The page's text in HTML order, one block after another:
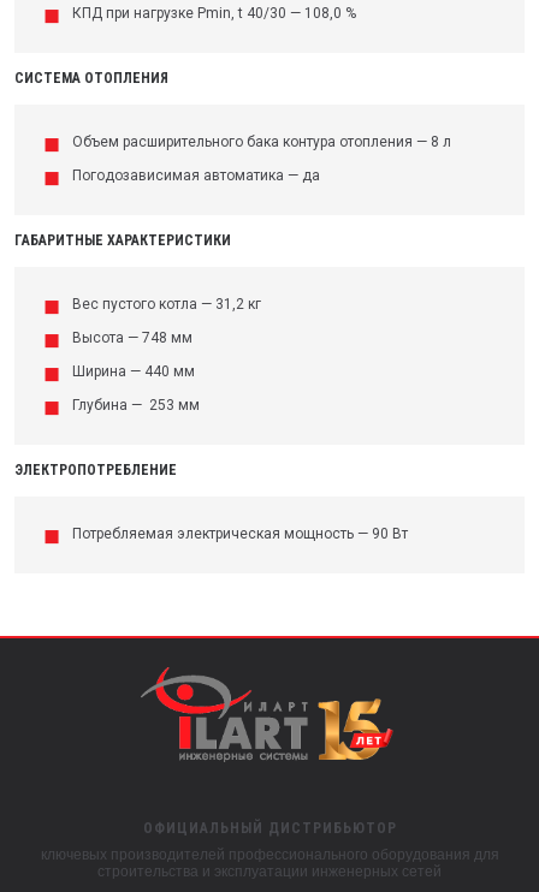
КПД при нагрузке Pmin, t 40/30 — 108,0 %
СИСТЕМА ОТОПЛЕНИЯ
Объем расширительного бака контура отопления — 8 л
Погодозависимая автоматика — да
ГАБАРИТНЫЕ ХАРАКТЕРИСТИКИ
Вес пустого котла — 31,2 кг
Высота — 748 мм
Ширина — 440 мм
Глубина — 253 мм
ЭЛЕКТРОПОТРЕБЛЕНИЕ
Потребляемая электрическая мощность — 90 Вт
ОФИЦИАЛЬНЫЙ ДИСТРИБЬЮТОР
ключевых производителей профессионального оборудования для
строительства и эксплуатации инженерных сетей